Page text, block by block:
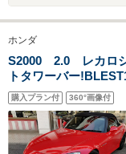
ホンダ
S2000 2.0 レカロ
トタワーバー
ート!カロッツェリア
購入プラン付 360°画像付